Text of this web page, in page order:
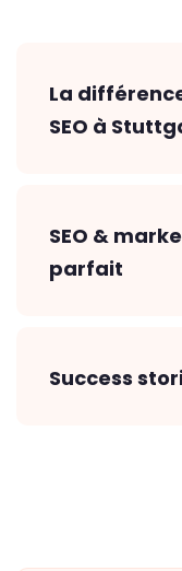
La
SEO à
SEO &
parfait
Success